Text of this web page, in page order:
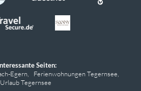
Interessante Seiten:
Egern, Ferienwohnungen Tegernsee,
Urlaub Tegernsee